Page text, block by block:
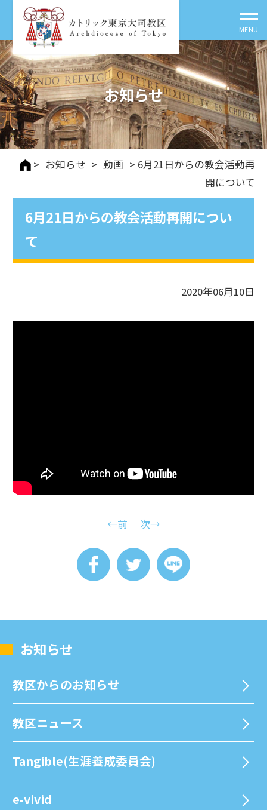
お知らせ
> お知らせ > 動画 > 6月21日からの教会活動再
開について
6月21日からの教会活動再開につい
て
2020年06月10日
←前 次→
お知らせ
教区からのお知らせ
教区ニュース
Tangible(生涯養成委員会)
e-vivid